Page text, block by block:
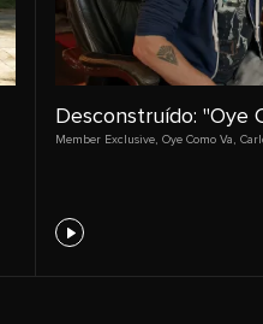
Desconstruído: "Oye
Member Exclusive, Oye Como Va ,